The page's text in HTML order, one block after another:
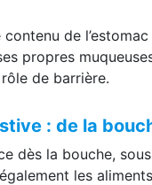
de
propres
de barrière.
: de la
dès la bouche,
les